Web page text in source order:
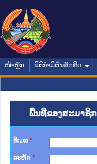
ໜ້າຫຼັກ ນິຕິກໍາມີຜົນສັກສິດ
ພື້ນທີ່ຂອງສະມາຊິກ
ອີເມລ *
ລະຫັດ *